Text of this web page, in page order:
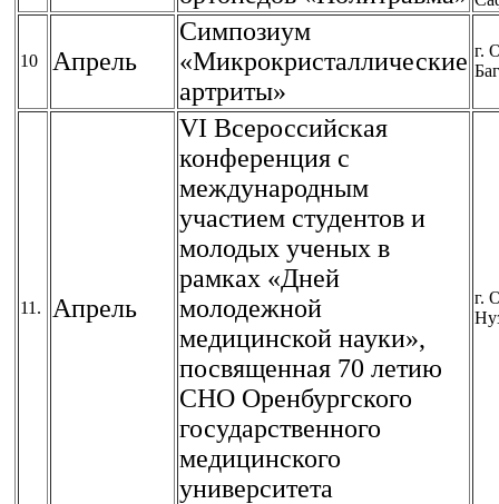
10 Апрель
Симпозиум
«Микрокристаллические
артриты»
г.
11. Апрель
VI Всероссийская
конференция с
международным
участием студентов и
молодых ученых в
рамках «Дней
молодежной
медицинской науки»,
посвященная 70 летию
СНО Оренбургского
государственного
медицинского
университета
г.